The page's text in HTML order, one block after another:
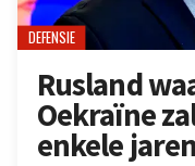
DEFENSIE
Rusland
Oekraïne
enkele